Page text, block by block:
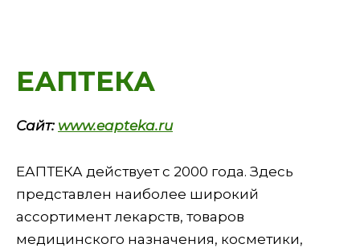
ЕАПТЕКА
Сайт: www.eapteka.ru
ЕАПТЕКА действует с 2000 года. Здесь
представлен наиболее широкий
ассортимент лекарств, товаров
медицинского назначения, косметики,